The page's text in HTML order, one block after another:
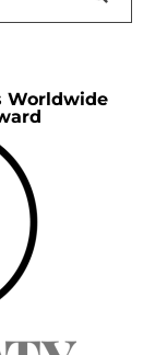
Worldwide